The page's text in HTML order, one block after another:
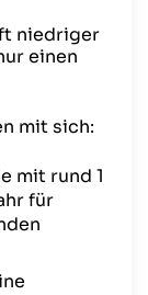
niedriger
einen
mit sich:
mit rund 1
für